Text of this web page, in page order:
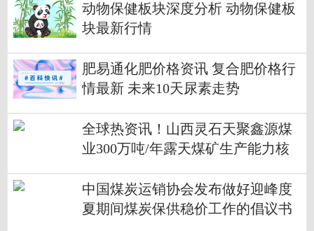
动物保健板块深度分析 动物保健板
块最新行情
肥易通化肥价格资讯 复合肥价格行
情最新 未来10天尿素走势
全球热资讯！山西灵石天聚鑫源煤
业300万吨/年露天煤矿生产能力核
中国煤炭运销协会发布做好迎峰度
夏期间煤炭保供稳价工作的倡议书